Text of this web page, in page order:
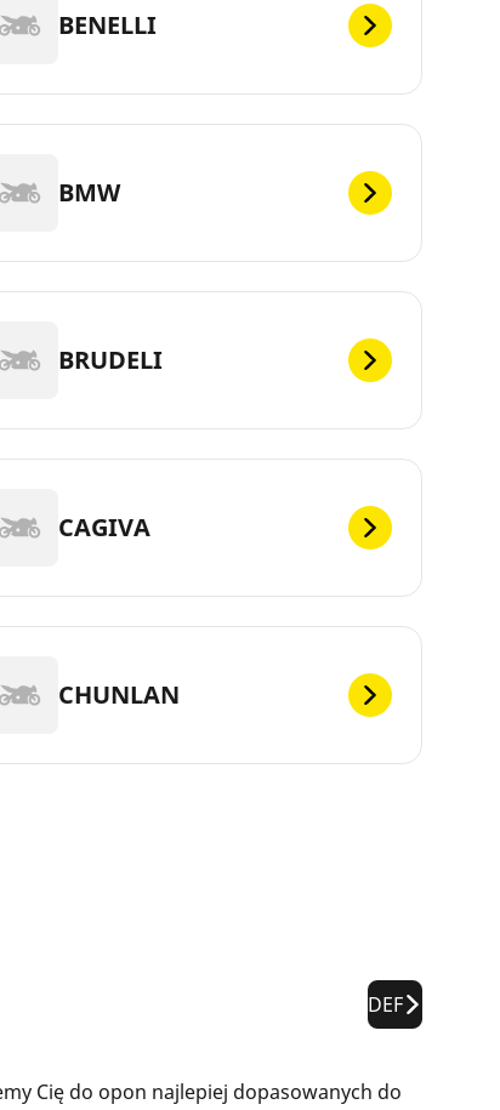
BENELLI
BMW
BRUDELI
CAGIVA
CHUNLAN
DEF
Cię do opon najlepiej dopasowanych do